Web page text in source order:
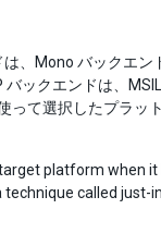
、Mono バックエン
ックエンドは、
って選択したプラ
platform when
called just-